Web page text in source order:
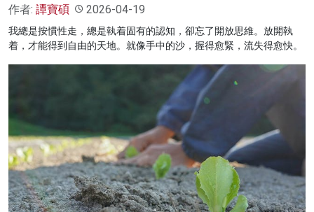
作者: 譚寶碩 2026-04-19
我總是按慣性走，總是執着固有的認知，卻忘了開放思維。放開執
着，才能得到自由的天地。就像手中的沙，握得愈緊，流失得愈快。